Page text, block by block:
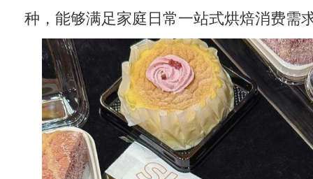
种，能够满足家庭日常一站式烘焙消费需